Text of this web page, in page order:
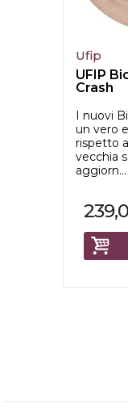
Ufip
UFIP
Crash
I nuovi
un vero
rispetto
vecchia
aggiorn...